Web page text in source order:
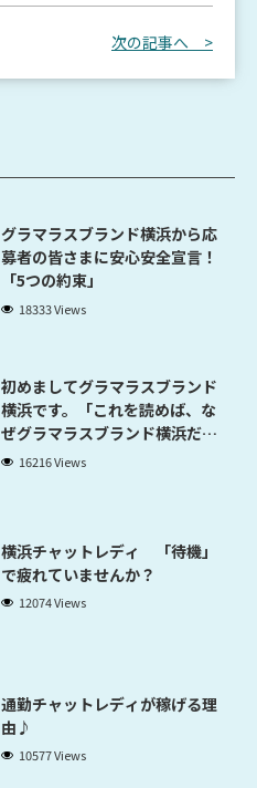
次の記事へ >
グラマラスブランド横浜から応
募者の皆さまに安心安全宣言！
「5つの約束」
18333 Views
初めましてグラマラスブランド
横浜です。「これを読めば、な
ぜグラマラスブランド横浜だと
稼げるのかが分かります」
16216 Views
横浜チャットレディ 「待機」
で疲れていませんか？
12074 Views
通勤チャットレディが稼げる理
由♪
10577 Views